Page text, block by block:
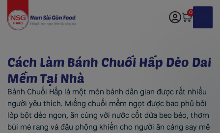
0
Cách Làm Bánh Chuối Hấp Dẻo Dai
Mềm Tại Nhà
Bánh Chuối Hấp là một món bánh dân gian được rất nhiều
người yêu thích. Miếng chuối mềm ngọt được bao phủ bởi
lớp bột dẻo ngon, ăn cùng với nước cốt dừa beo béo, thơm
bùi mè rang và đậu phộng khiến cho người ăn càng say mê